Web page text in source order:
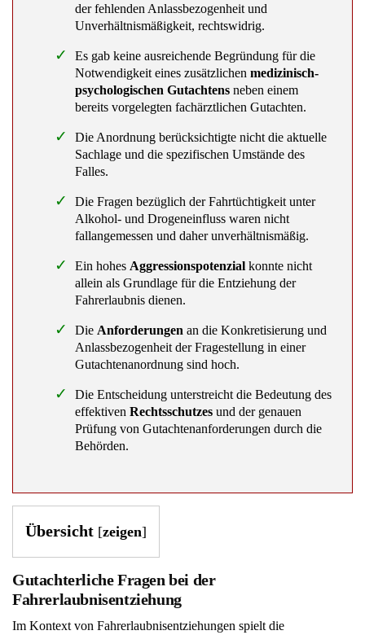
der fehlenden Anlassbezogenheit und
Unverhältnismäßigkeit, rechtswidrig.
Es gab keine ausreichende Begründung für die
Notwendigkeit eines zusätzlichen medizinisch-
psychologischen Gutachtensneben einem
bereits vorgelegten fachärztlichen Gutachten.
Die Anordnung berücksichtigte nicht die aktuelle
Sachlage und die spezifischen Umstände des
Falles.
Die Fragen bezüglich der Fahrtüchtigkeit unter
Alkohol- und Drogeneinfluss waren nicht
fallangemessen und daher unverhältnismäßig.
Ein hohes Aggressionspotenzialkonnte nicht
allein als Grundlage für die Entziehung der
Fahrerlaubnis dienen.
Die Anforderungen an die Konkretisierung und
Anlassbezogenheit der Fragestellung in einer
Gutachtenanordnung sind hoch.
Die Entscheidung unterstreicht die Bedeutung des
effektiven Rechtsschutzesund der genauen
Prüfung von Gutachtenanforderungen durch die
Behörden.
Übersicht [zeigen]
Gutachterliche Fragen bei der
Fahrerlaubnisentziehung
Im Kontext von Fahrerlaubnisentziehungen spielt die